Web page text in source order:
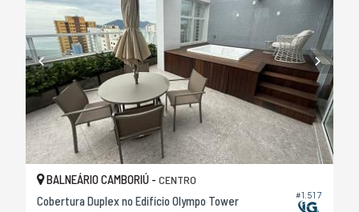
#1.517
BALNEÁRIO CAMBORIÚ - CENTRO
Cobertura Duplex no Edifício Olympo Tower